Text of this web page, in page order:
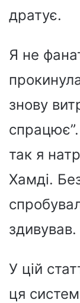
дратує.
Я не
знову
спрацює”.
так я
Хамді.
здивував.
У цій
ця